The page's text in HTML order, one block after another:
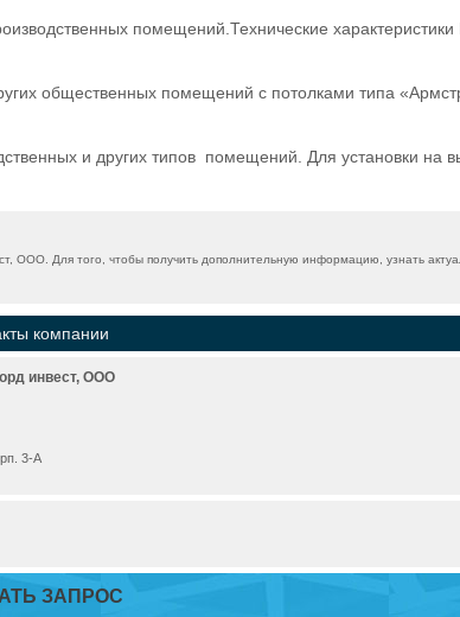
помещений.Технические
общественных помещений с потолками типа
и других типов помещений. Для установки на
ООО. Для того, чтобы получить дополнительную информацию, узнать
компании
инвест, ООО
3-А
ЗАПРОС